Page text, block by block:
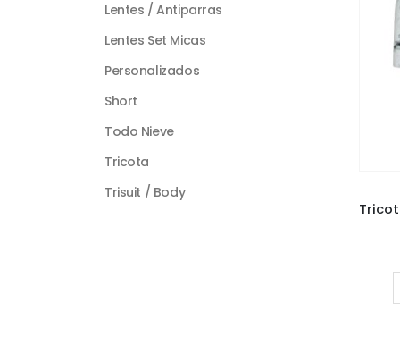
Lentes / Antiparras
Lentes Set Micas
Personalizados
Short
Todo Nieve
Tricota
Trisuit / Body